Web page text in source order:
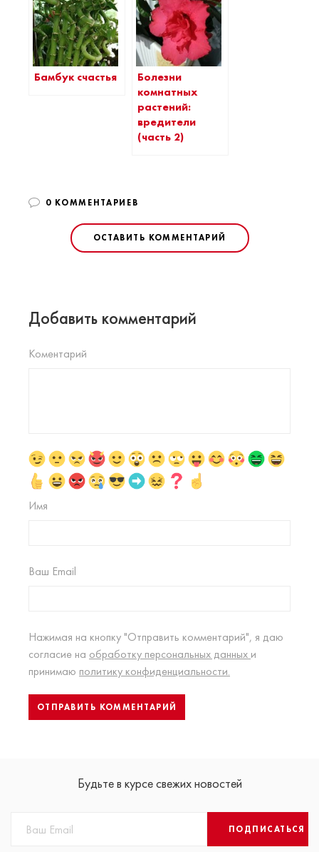
Бамбук счастья
Болезни
комнатных
растений:
вредители
(часть 2)
0 КОММЕНТАРИЕВ
ОСТАВИТЬ КОММЕНТАРИЙ
Добавить комментарий
Коментарий
Имя
Ваш Email
Нажимая на кнопку "Отправить комментарий", я даю
согласие на обработку персональных данных и
принимаю политику конфиденциальности.
Будьте в курсе свежих новостей
ПОДПИСАТЬСЯ